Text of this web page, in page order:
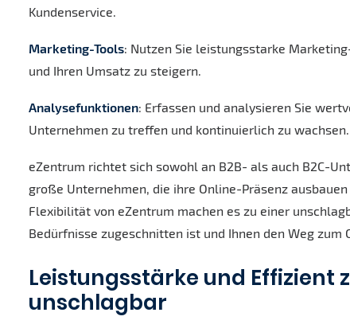
Kundenservice.
Marketing-Tools: Nutzen Sie leistungsstarke
und Ihren Umsatz zu steigern.
Analysefunktionen: Erfassen und analysieren Sie
Unternehmen zu treffen und kontinuierlich zu wachsen.
eZentrum richtet sich sowohl an B2B- als auch B2C-
große Unternehmen, die ihre Online-Präsenz
Flexibilität von eZentrum machen es zu einer
Bedürfnisse zugeschnitten ist und Ihnen den Weg zum
Leistungsstärke und Effizient
unschlagbar